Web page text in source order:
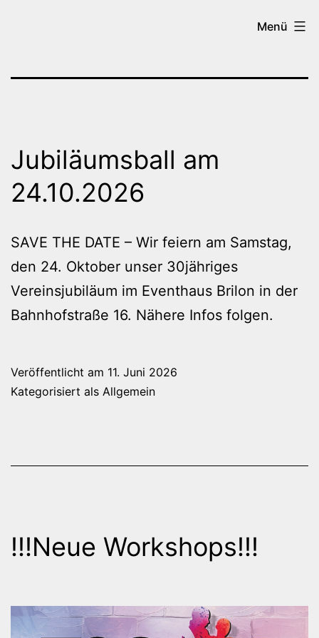
Menü
Jubiläumsball am
24.10.2026
SAVE THE DATE – Wir feiern am Samstag,
den 24. Oktober unser 30jähriges
Vereinsjubiläum im Eventhaus Brilon in der
Bahnhofstraße 16. Nähere Infos folgen.
Veröffentlicht am 11. Juni 2026
Kategorisiert als Allgemein
!!!Neue Workshops!!!